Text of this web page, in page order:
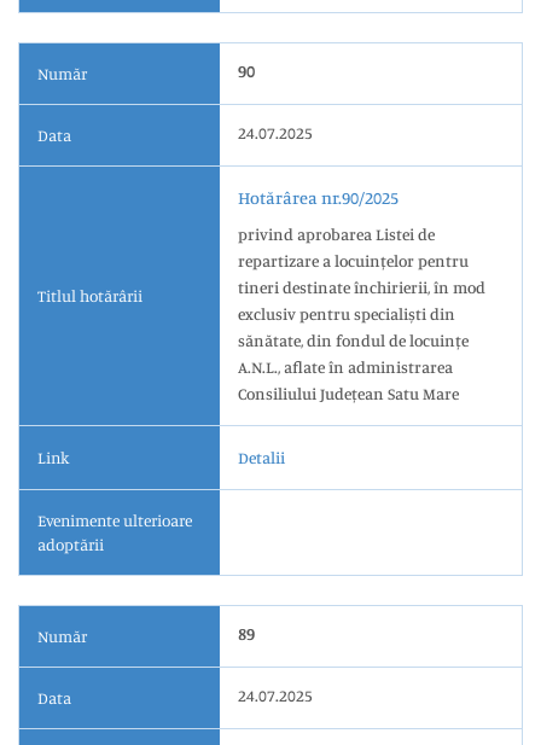
Număr 90
Data 24.07.2025
Titlul hotărârii
Hotărârea nr.90/2025
privind aprobarea Listei de
repartizare a locuințelor pentru
tineri destinate închirierii, în mod
exclusiv pentru specialiști din
sănătate, din fondul de locuințe
A.N.L., aflate în administrarea
Consiliului Județean Satu Mare
Link Detalii
Evenimente ulterioare
adoptării
Număr 89
Data 24.07.2025